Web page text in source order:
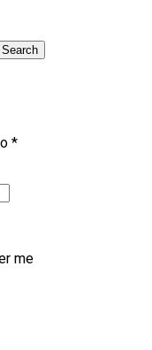
Search
*
me